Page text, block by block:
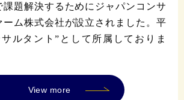
課題解決するためにジャパンコンサ
ーム株式会社が設立されました。平
ルタント”として所属しておりま
View more